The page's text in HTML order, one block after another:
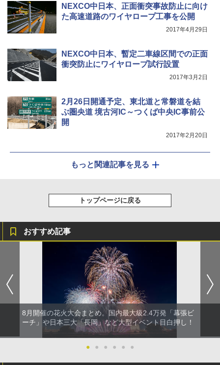
[キャンパーズコレクション 山善] 傘みたいに
広げるだけ パッとサッとテント キューブワ
イド ブラックコーティング フルクローズ メ
ATCW-150B エクルベージュ
￥-
ポインターライト 強力 小型 緑色/赤色/青紫色
USB充電式 高精度 超長距離照射 長時間使用
可能 安全ロック付き 高安全性 金属製耐久 コ
ア/オフィス/教育現場/展示会用 緑
￥1,180
NEXCO中日本、正面衝突事故防止に向け
た高速道路のワイヤロープ工事を公開
2017年4月29日
NEXCO中日本、暫定二車線区間での正面
衝突防止にワイヤロープ試行設置
2017年3月2日
2月26日開通予定、東北道と常磐道を結
ぶ圏央道 境古河IC～つくば中央IC事前公
開
2017年2月20日
もっと関連記事を見る
トップページに戻る
おすすめ記事
8月開催の花火大会まとめ。国内最大級2.4万発「幕張ビ
ーチ」や日本三大「長岡」など大型イベント目白押し！
● ● ● ● ● ●